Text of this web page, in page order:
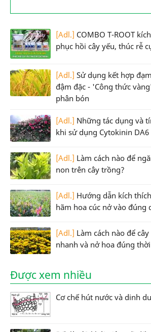
[Adl.] COMBO T-ROOT
phục hồi cây yếu, thúc rễ
[Adl.] Sử dụng kết hợp
đậm đặc - 'Công thức
phân bón
[Adl.] Những tác dụng và
khi sử dụng Cytokinin
[Adl.] Làm cách nào để
non trên cây trồng?
[Adl.] Hướng dẫn kích
hãm hoa cúc nở vào đúng
[Adl.] Làm cách nào để
nhanh và nở hoa đúng
Được xem nhiều
Cơ chế hút nước và dinh